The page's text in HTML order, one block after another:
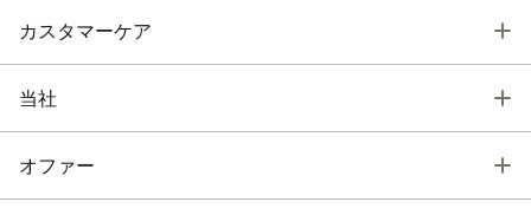
カスタマーケア
当社
オファー